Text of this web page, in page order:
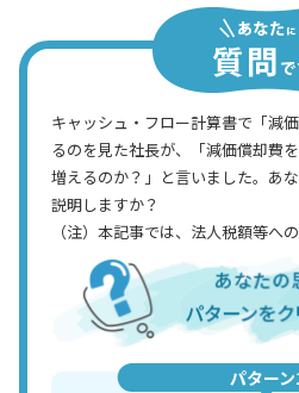
キャッシュ・フロー計算書で「減
るのを見た社長が、「減価償却費
増えるのか？」と言いました。あ
説明しますか？
（注）本記事では、法人税額等へ
パターン